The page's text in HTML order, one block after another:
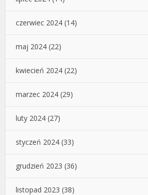
czerwiec 2024 (14)
maj 2024 (22)
kwiecień 2024 (22)
marzec 2024 (29)
luty 2024 (27)
styczeń 2024 (33)
grudzień 2023 (36)
listopad 2023 (38)